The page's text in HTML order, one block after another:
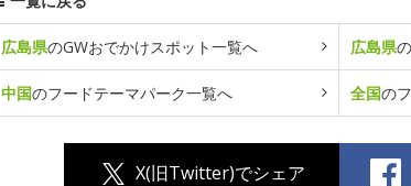
広島県のGWおでかけスポット一覧へ 広島県
中国のフードテーマパーク一覧へ 全国の
X(旧Twitter)でシェア